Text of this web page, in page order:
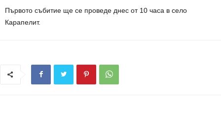
Първото събитие ще се проведе днес от 10 часа в село
Карапелит.